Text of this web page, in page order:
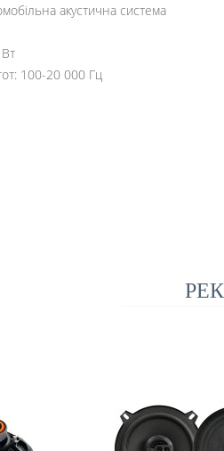
акустична система
100-20 000 Гц